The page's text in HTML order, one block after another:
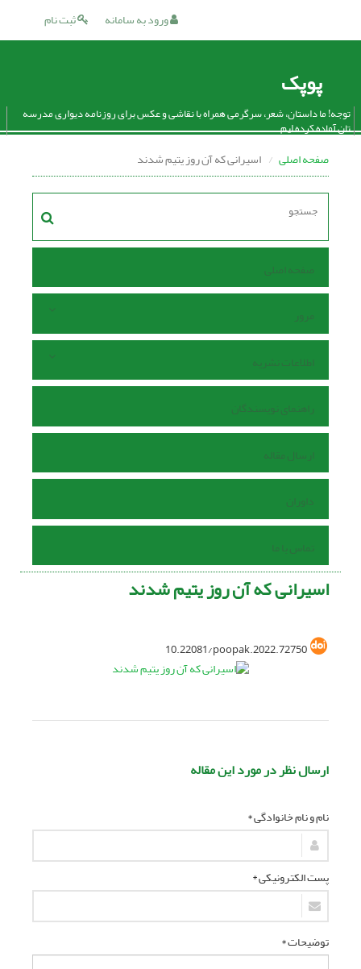
ثبت نام ورود به سامانه
پوپک
توجه! ما داستان، شعر، سرگرمی همراه با نقاشی و عکس برای روزنامه دیواری مدرسه
تان آماده کرده ایم.
صفحه اصلی اسیرانی که آن روز یتیم شدند
صفحه اصلی
مرور
اطلاعات نشریه
راهنمای نویسندگان
ارسال مقاله
داوران
تماس با ما
اسیرانی که آن روز یتیم شدند
10.22081/poopak.2022.72750
ارسال نظر در مورد این مقاله
نام و نام خانوادگی *
پست الکترونیکی *
توضیحات *